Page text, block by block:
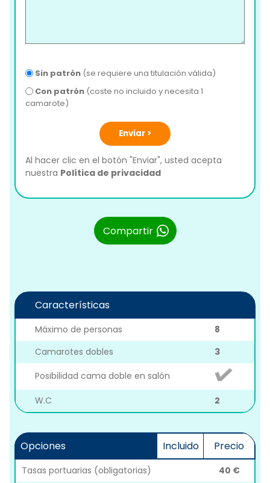
Sin patrón (se requiere una titulación válida)
Con patrón (coste no incluido y necesita 1
camarote)
Enviar >
Al hacer clic en el botón "Enviar", usted acepta
nuestra Política de privacidad
Compartir
Características
Máximo de personas
8
Camarotes dobles
3
Posibilidad cama doble en salón
W.C 2
Opciones Incluido Precio
Tasas portuarias (obligatorias)
40 €